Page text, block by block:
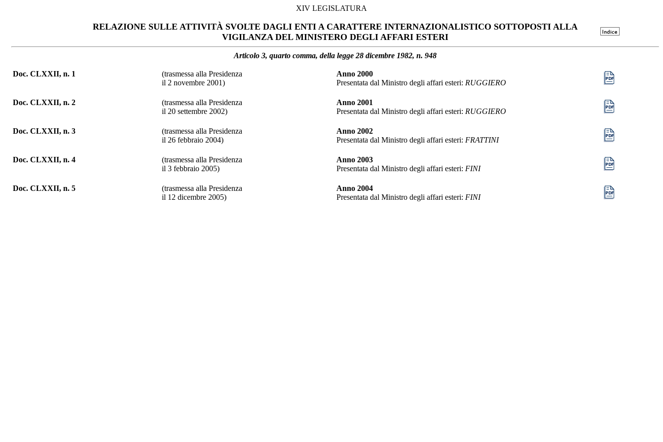
XIV LEGISLATURA
RELAZIONE SULLE ATTIVITÀ SVOLTE DAGLI ENTI A CARATTERE INTERNAZIONALISTICO SOTTOPOSTI ALLA
VIGILANZA DEL MINISTERO DEGLI AFFARI ESTERI
Articolo 3, quarto comma, della legge 28 dicembre 1982, n. 948
Doc. CLXXII, n. 1
(trasmessa alla Presidenza
il 2 novembre 2001)
Anno 2000
Presentata dal Ministro degli affari esteri: RUGGIERO
Doc. CLXXII, n. 2
(trasmessa alla Presidenza
il 20 settembre 2002)
Anno 2001
Presentata dal Ministro degli affari esteri: RUGGIERO
Doc. CLXXII, n. 3
(trasmessa alla Presidenza
il 26 febbraio 2004)
Anno 2002
Presentata dal Ministro degli affari esteri: FRATTINI
Doc. CLXXII, n. 4
(trasmessa alla Presidenza
il 3 febbraio 2005)
Anno 2003
Presentata dal Ministro degli affari esteri: FINI
Doc. CLXXII, n. 5
(trasmessa alla Presidenza
il 12 dicembre 2005)
Anno 2004
Presentata dal Ministro degli affari esteri: FINI